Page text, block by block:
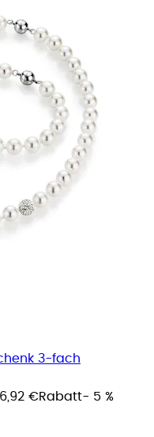
3-fach
€Rabatt- 5 %